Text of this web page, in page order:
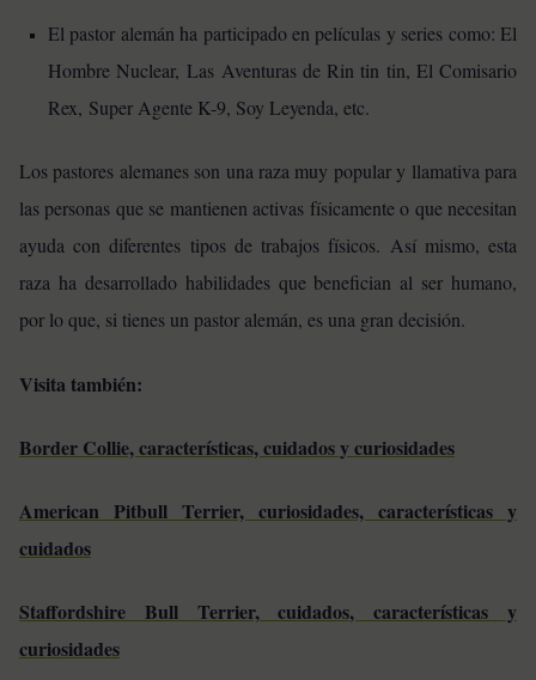
El pastor alemán ha participado en películas y series como: El
Hombre Nuclear, Las Aventuras de Rin tin tin, El Comisario
Rex, Super Agente K-9, Soy Leyenda, etc.
Los pastores alemanes son una raza muy popular y llamativa para
las personas que se mantienen activas físicamente o que necesitan
ayuda con diferentes tipos de trabajos físicos. Así mismo, esta
raza ha desarrollado habilidades que benefician al ser humano,
por lo que, si tienes un pastor alemán, es una gran decisión.
Visita también:
Border Collie, características, cuidados y curiosidades
American Pitbull Terrier, curiosidades, características y
cuidados
Staffordshire Bull Terrier, cuidados, características y
curiosidades